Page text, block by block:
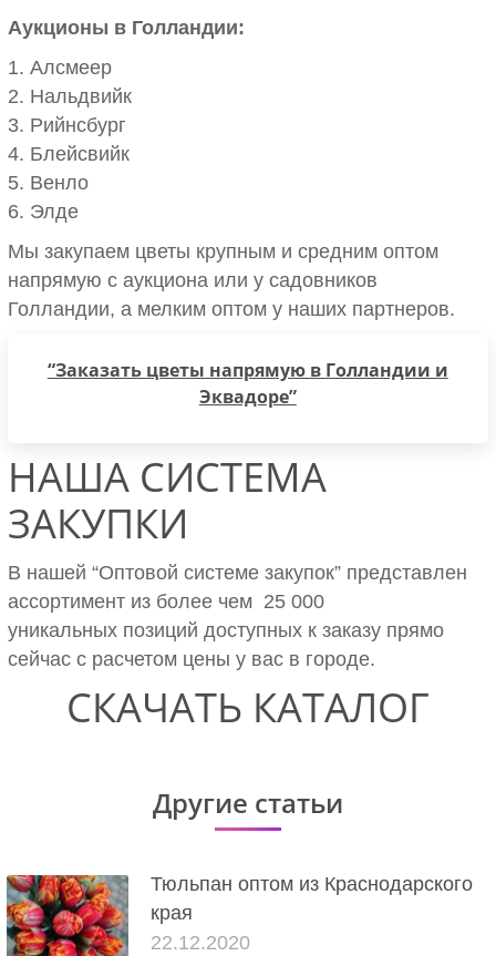
Аукционы в Голландии:
Алсмеер
Нальдвийк
Рийнсбург
Блейсвийк
Венло
Элде
Мы закупаем цветы крупным и средним оптом
напрямую с аукциона или у садовников
Голландии, а мелким оптом у наших партнеров.
“Заказать цветы напрямую в Голландии и
Эквадоре”
НАША СИСТЕМА
ЗАКУПКИ
В нашей “Оптовой системе закупок” представлен
ассортимент из более чем 25 000
уникальных позиций доступных к заказу прямо
сейчас с расчетом цены у вас в городе.
СКАЧАТЬ КАТАЛОГ
Другие статьи
Тюльпан оптом из Краснодарского
края
22.12.2020